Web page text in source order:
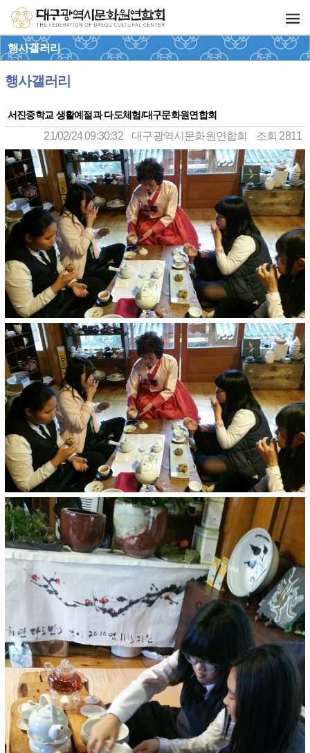
행사갤러리
행사갤러리
서진중학교 생활예절과 다도체험/대구문화원연합회
21/02/24 09:30:32 대구광역시문화원연합회 조회 2811